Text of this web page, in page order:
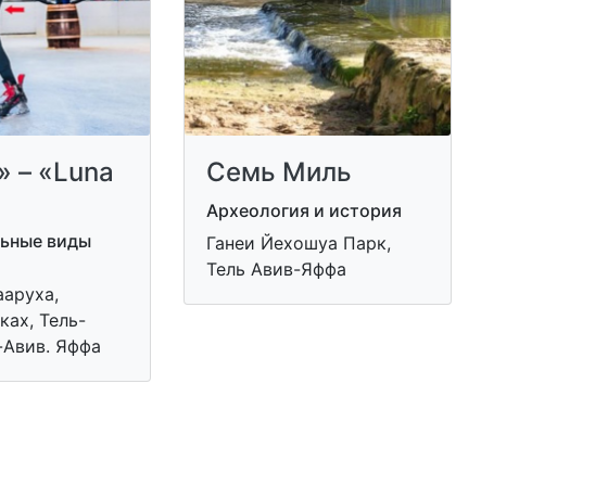
– «Luna
виды
Тель-
Яффа
Семь Миль
Археология и история
Ганеи Йехошуа Парк,
Тель Авив-Яффа